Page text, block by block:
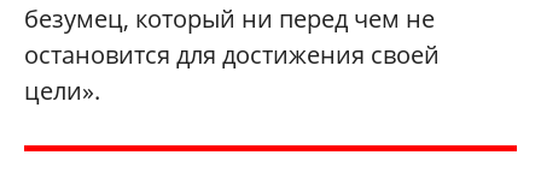
безумец, который ни перед чем не
остановится для достижения своей
цели».